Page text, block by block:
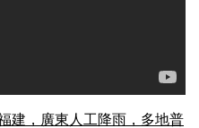
建，廣東人工降雨，多地普